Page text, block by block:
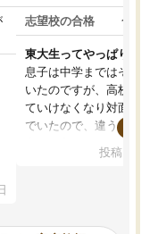
志望校の合格 合格
東大生ってやっぱりすご
息子は中学まではそこそ
いたのですが、高校に入
ていけなくなり対面の塾
でいたので、違うアプロ
で、当初は模試でD判定
投稿日：